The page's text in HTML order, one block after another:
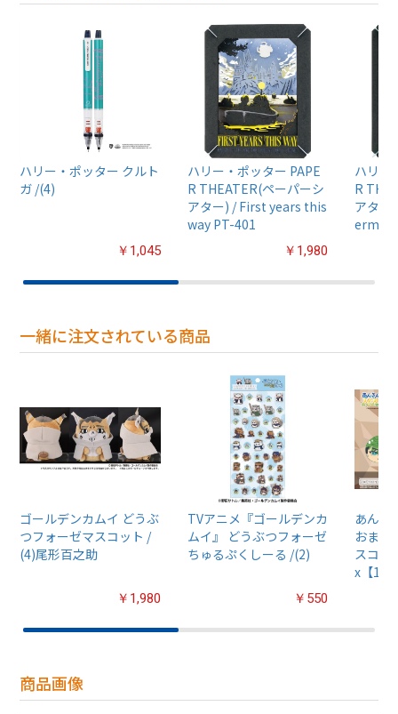
ハリー・ポッター クルト
ガ /(4)
￥1,045
ハリー・ポッター PAPE
R THEATER(ペーパーシ
アター) / First years this
way PT-401
￥1,980
ハリー
R
アター
一緒に注文されている商品
ゴールデンカムイ どうぶ
つフォーゼマスコット /
(4)尾形百之助
￥1,980
TVアニメ『ゴールデンカ
ムイ』 どうぶつフォーゼ
ちゅるぷくしーる /(2)
￥550
あんさ
おまん
スコッ
x【
商品画像